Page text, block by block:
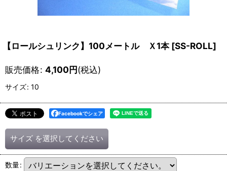
【ロールシュリンク】100メートル Ｘ1本 [SS-ROLL]
販売価格: 4,100円(税込)
サイズ: 10
Facebookでシェア
サイズ を選択してください
数量: